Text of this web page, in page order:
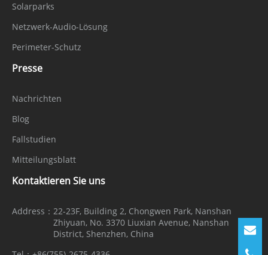
Solarparks
Netzwerk-Audio-Lösung
Perimeter-Schutz
Presse
Nachrichten
Blog
Fallstudien
Mitteilungsblatt
Kontaktieren Sie uns
Address： 22-23F, Building 2, Chongwen Park, Nanshan
Zhiyuan, No. 3370 Liuxian Avenue, Nanshan
District, Shenzhen, China